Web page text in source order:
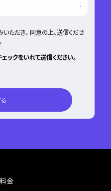
いただき、 同意の上、送信くださ
ックをいれて送信ください。
料金